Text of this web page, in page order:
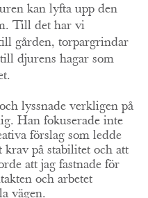
kan lyfta upp den
Till det har vi
gården, torpargrindar
till djurens hagar som
lyssnade verkligen på
Han fokuserade inte
förslag som ledde
på stabilitet och att
att jag fastnade för
och arbetet
vägen.